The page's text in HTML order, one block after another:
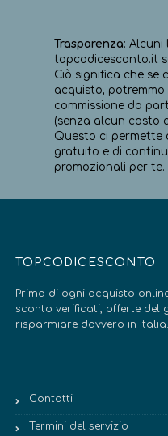
Trasparenza: Alcuni
topcodicesconto.it
Ciò significa che se
acquisto, potremmo
commissione da
(senza alcun costo
Questo ci permette
gratuito e di
promozionali per te.
TOPCODICESCONTO
Prima di ogni acquisto
sconto verificati, offerte del
risparmiare davvero in Italia.
Contatti
Termini del servizio